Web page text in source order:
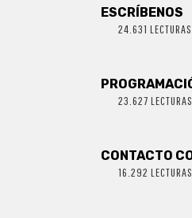
ESCRÍBENOS
24.631 LECTURAS
23.627 LECTURAS
CONTACTO
16.292 LECTURAS